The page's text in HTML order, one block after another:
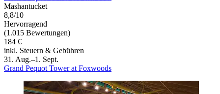
Mashantucket
8,8/10
Hervorragend
(1.015 Bewertungen)
184 €
inkl. Steuern & Gebühren
31. Aug.–1. Sept.
Grand Pequot Tower at Foxwoods